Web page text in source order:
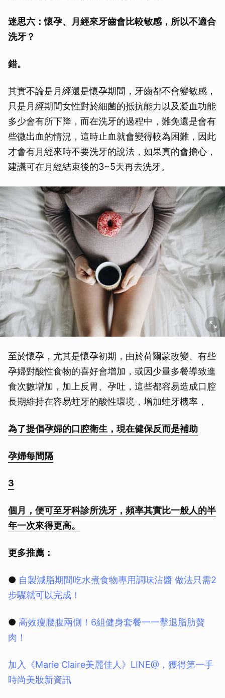
迷思六：懷孕、月經來牙齒會比較敏感，所以不適合
洗牙？
錯。
其實不論是月經還是懷孕期間，牙齒都不會變敏感，
只是月經期間女性對於細菌的抵抗能力以及凝血功能
多少會有所下降，而在洗牙的過程中，難免還是會有
些微出血的情況，這時止血就會變得較為困難，因此
才會有月經來時不要洗牙的說法，如果真的會擔心，
建議可在月經結束後的3~5天再去洗牙。
至於懷孕，尤其是懷孕初期，由於荷爾蒙改變、有些
孕婦對酸性食物的喜好會增加，或因少量多餐導致進
食次數增加，加上反胃、孕吐，這些都容易造成口腔
長期維持在容易蛀牙的酸性環境，增加蛀牙機率，
為了提倡孕婦的口腔衛生，現在健保反而是補助
孕婦每間隔
3
個月，便可至牙科診所洗牙，頻率其實比一般人的半
年一次來得更高。
更多推薦：
● 自製減脂期間吃水煮食物專用調味沾醬 做法只需2
步驟就可以完成！
● 高效瘦腰腹兩側！6組健身套餐一一擊退脂肪贅
肉！
加入《Marie Claire美麗佳人》LINE@，獲得第一手
時尚美妝新資訊